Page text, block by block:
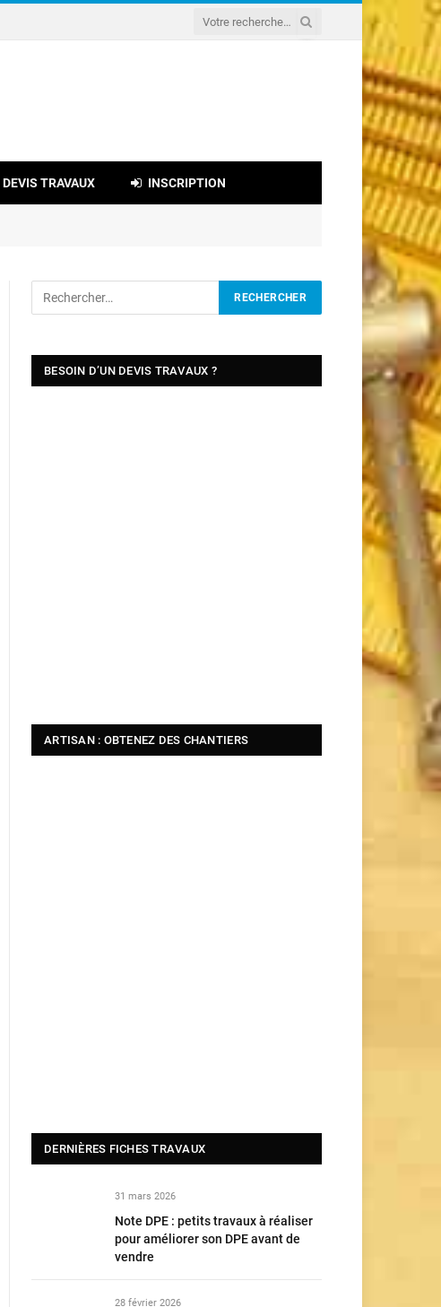
DEVIS TRAVAUX INSCRIPTION
BESOIN D’UN DEVIS TRAVAUX ?
ARTISAN : OBTENEZ DES CHANTIERS
DERNIÈRES FICHES TRAVAUX
31 mars 2026
Note DPE : petits travaux à réaliser
pour améliorer son DPE avant de
vendre
28 février 2026